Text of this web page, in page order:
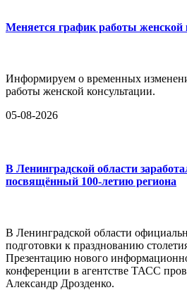
Меняется график работы женской
Информируем о временных
работы женской консультации.
05-08-2026
В Ленинградской области
посвящённый 100-летию региона
В Ленинградской области
подготовки к празднованию
Презентацию нового
конференции в агентстве ТАСС
Александр Дрозденко.